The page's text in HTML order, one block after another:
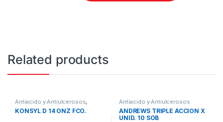
Related products
Antiacido y Antiulcerosos,
Laxantes (Estrenimiento)
KONSYL D 14 ONZ FCO.
Antiacido y Antiulcerosos
ANDREWS TRIPLE ACCION X
UNID. 10 SOB